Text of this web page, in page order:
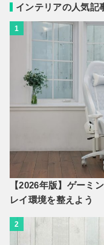
インテリアの人気記
1
【2026年版】ゲーミ
レイ環境を整えよう
2